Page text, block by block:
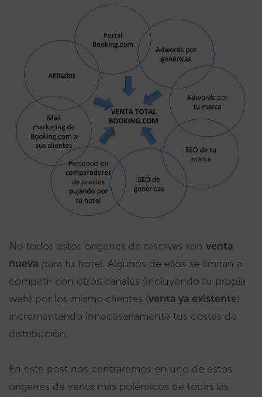
No todos estos orígenes de reservas son venta
nueva para tu hotel. Algunos de ellos se limitan a
competir con otros canales (incluyendo tu propia
web) por los mismo clientes (venta ya existente)
incrementando innecesariamente tus costes de
distribución.
En este post nos centraremos en uno de estos
orígenes de venta más polémicos de todas las